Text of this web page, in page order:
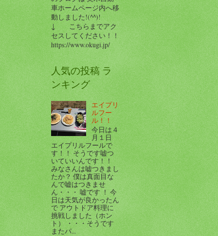
車ホームページ内へ移
動しました!(^^)!
↓ こちらまでアク
セスしてください！！
https://www.okugi.jp/
人気の投稿 ラ
ンキング
エイプリ
ルフー
ル！！
今日は４
月１日
エイプリルフールで
す！！ そうです嘘つ
いていいんです！！
みなさんは嘘つきまし
たか？ 僕は真面目な
んで嘘はつきませ
ん・・・ 嘘です ！ 今
日は天気が良かったん
で アウトドア料理に
挑戦しました（ホン
ト） ・・・そうです
またパ...